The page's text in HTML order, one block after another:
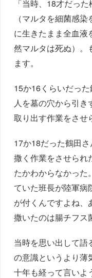
「当時、18才だっ
（マルタを細菌感
に生きたまま全血液
然マルタは死ぬ）。
ます。
15か16くらいだっ
人を墓の穴から引
取り出す作業をさせ
17か18だった鶴田
撒く作業をさせられ
たかわからなかった
ていた班長が陸軍病
が付くんですよね、
撒いたのは腸チフス
当時を思い出して語
の意識というより薄
十年も経って言いよ